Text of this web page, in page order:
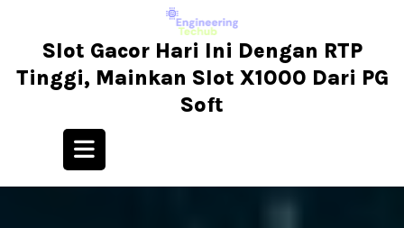
contentSlot Gacor Hari Ini Dengan RTP
Tinggi, Mainkan Slot X1000 Dari PG
Soft
Open